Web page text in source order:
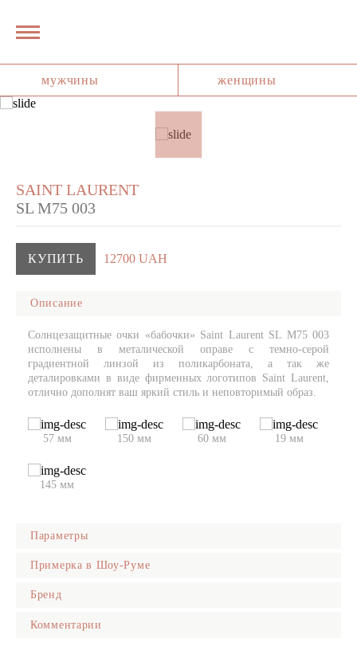
мужчины женщины
SAINT LAURENT
SL M75 003
КУПИТЬ 12700 UAH
Описание
Солнцезащитные очки «бабочки» Saint Laurent SL M75 003
исполнены в металической оправе с темно-серой
градиентной линзой из поликарбоната, а так же
деталировками в виде фирменных логотипов Saint Laurent,
отлично дополнят ваш яркий стиль и неповторимый образ.
57 мм 150 мм 60 мм 19 мм
145 мм
Параметры
Пол
Форма оправы
Цвет оправы
Примерка в Шоу-Руме
Дорогие Друзья, рады пригласить Вас посетить Наш
и трендовые солнцезащитные очки и оправы известнейших
Бренд
Комментарии